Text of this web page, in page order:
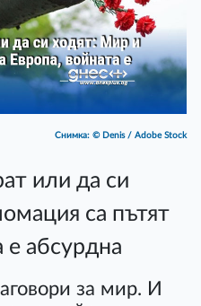
Снимка: © Denis / Adobe Stock
или да си
са пътят
е абсурдна
за мир. И